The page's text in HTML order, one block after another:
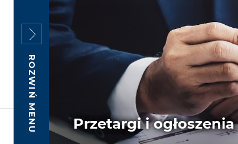
ROZWIŃ MENU Przetargi i ogłoszenia